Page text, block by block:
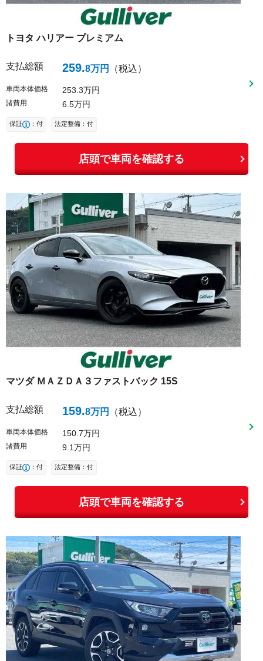
トヨタ ハリアー プレミアム
支払総額 259.8万円 （税込）
車両本体価格 253 3万円
諸費用 6 5万円
保証 ：付 法定整備：付
店頭で車両を確認する
マツダ ＭＡＺＤＡ３ファストバック 15S
支払総額 159.8万円 （税込）
車両本体価格 150 7万円
諸費用 9 1万円
保証 ：付 法定整備：付
店頭で車両を確認する